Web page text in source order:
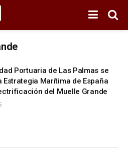
Portuaria de Las Palmas se
Estrategia Marítima de España
del Muelle Grande